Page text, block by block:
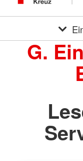
G.